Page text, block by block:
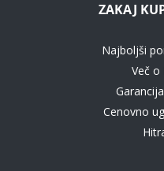
ZAKAJ
Najboljši
Več o
Cenovno